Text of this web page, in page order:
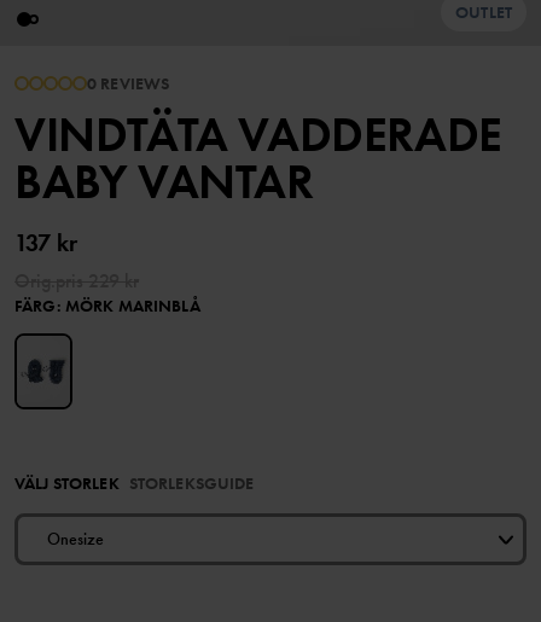
OUTLET
0 REVIEWS
VINDTÄTA VADDERADE
BABY VANTAR
137 kr
FÄRG: MÖRK MARINBLÅ
VÄLJ STORLEK STORLEKSGUIDE
Onesize